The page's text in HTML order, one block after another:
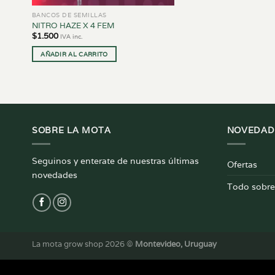
BANCOS DE SEMILLAS
NITRO HAZE X 4 FEM
$1.500 IVA inc.
AÑADIR AL CARRITO
SOBRE LA MOTA
Seguinos y enterate de nuestras últimas
novedades
Ofertas
Todo
La mota grow shop 2026 © Montevideo, Uruguay